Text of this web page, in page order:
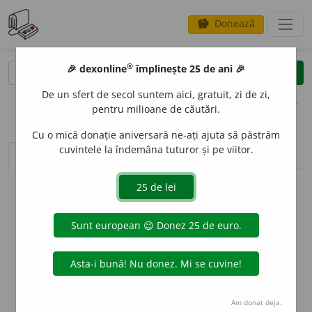
savings Donează
clear
opțiuni
sinteza definițiilor (1) definiții (12) declinări
info
Aceste definiții sunt compilate de
echipa dexonline. Definițiile
originale se află pe filadefiniții.
preferințe
🎉 dexonline® împlinește 25 de ani 🎉
De un sfert de secol suntem aici, gratuit, zi de zi,
pentru milioane de căutări.
Cu o mică donație aniversară ne-ați ajuta să păstrăm
cuvintele la îndemâna tuturor și pe viitor.
Am donat deja.